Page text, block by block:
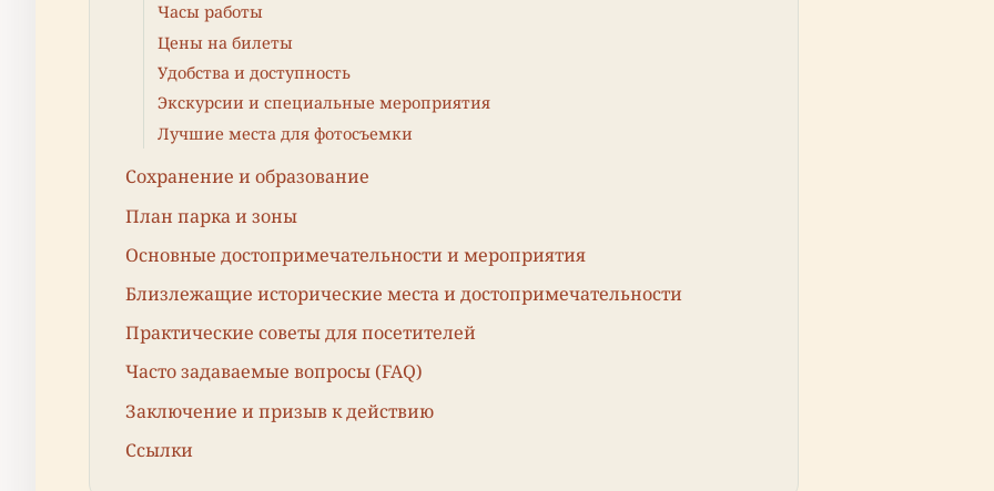
Часы работы
Цены на билеты
Удобства и доступность
Экскурсии и специальные мероприятия
Лучшие места для фотосъемки
Сохранение и образование
План парка и зоны
Основные достопримечательности и мероприятия
Близлежащие исторические места и достопримечательности
Практические советы для посетителей
Часто задаваемые вопросы (FAQ)
Заключение и призыв к действию
Ссылки